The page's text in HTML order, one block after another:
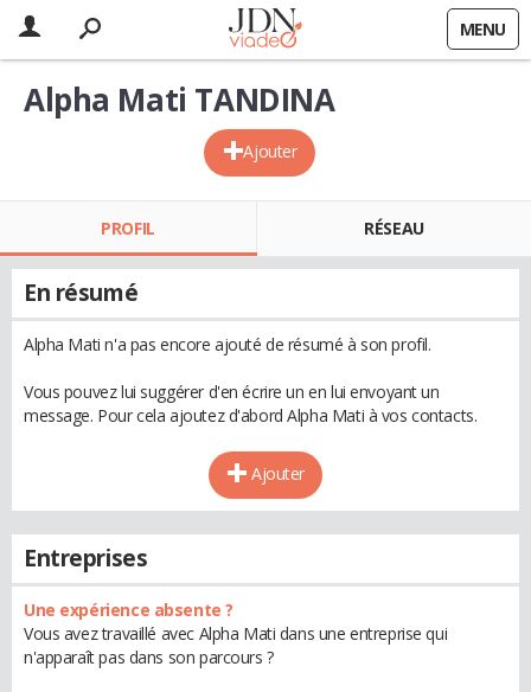
MENU
Ajouter
Alpha Mati TANDINA
PROFIL RÉSEAU
En résumé
Alpha Mati n'a pas encore ajouté de résumé à son profil.
Vous pouvez lui suggérer d'en écrire un en lui envoyant un
message. Pour cela ajoutez d'abord Alpha Mati à vos contacts.
Ajouter
Entreprises
Une expérience absente ?
Vous avez travaillé avec Alpha Mati dans une entreprise qui
n'apparaît pas dans son parcours ?